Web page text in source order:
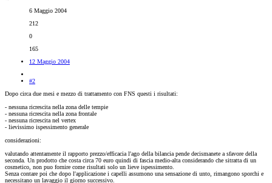
6 Maggio 2004
212
0
165
12 Maggio 2004
#2
Dopo circa due mesi e mezzo di trattamento con FNS questi i risultati:
- nessuna ricrescita nella zona delle tempie
- nessuna ricrescita nella zona frontale
- nessuna ricrescita nel vertex
- lievissimo ispessimento generale
considerazioni:
valutando attentamente il rapporto prezzo/efficacia l'ago della bilancia pende decismanete a sfavore della
seconda. Un prodotto che costa circa 70 euro quindi di fascia medio-alta considerando che sitratta di un
cosmetico, non puo fornire come risultati solo un lieve ispessimento.
Senza contare poi che dopo l'applicazione i capelli assumono una sensazione di unto, rimangono sporchi e
necessitano un lavaggio il giorno successivo.